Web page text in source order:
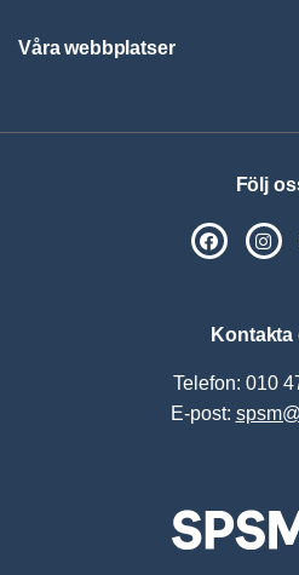
Våra webbplatser
Följ
SPSM
Kontakta
Telefon: 010
E-post: